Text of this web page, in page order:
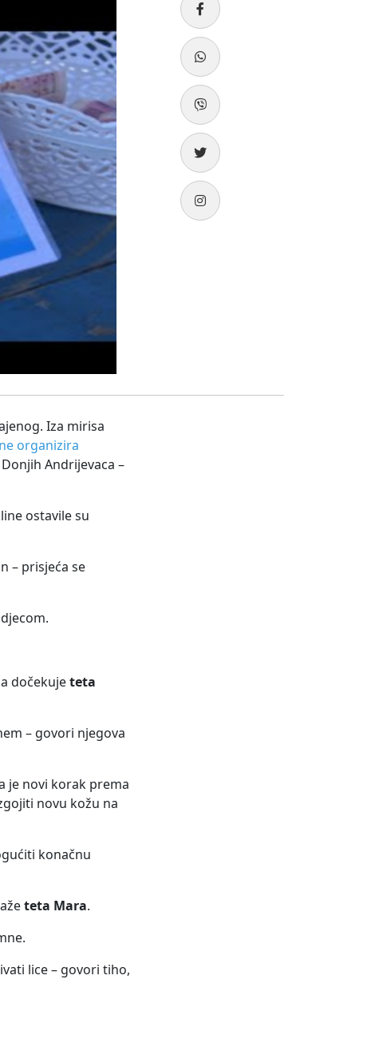
Iza mirisa
organizira
Andrijevaca –
ostavile su
– prisjeća se
dočekujeteta
– govori njegova
je novi korak prema
novu kožu na
konačnu
teta Mara.
lice – govori tiho,